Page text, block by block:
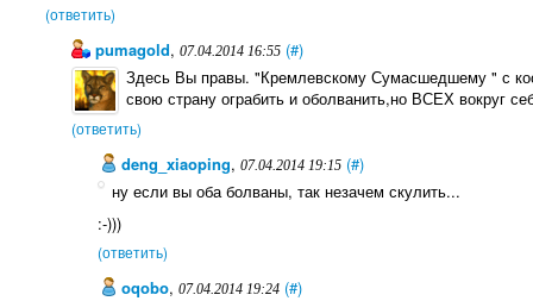
(ответить)
pumagold,07.04.2014 16:55 (#)
Здесь Вы правы. "Кремлевскому Сумасшедшему " с
свою страну ограбить и оболванить,но ВСЕХ вокруг
(ответить)
deng_xiaoping, 07.04.2014 19:15 (#)
ну если вы оба болваны, так незачем скулить...
:-)))
(ответить)
oqobo, 07.04.2014 19:24 (#)